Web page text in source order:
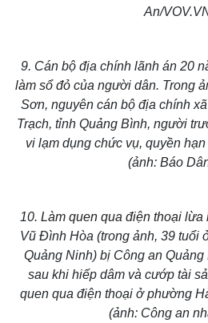
An/
9. Cán bộ địa chính lãnh án 20
làm sổ đỏcủa người dân. Trong
Sơn, nguyên cán bộ địa chính
Trạch, tỉnh Quảng Bình, người
vi lạm dụng chức vụ, quyền
(ảnh: Báo
10. Làm quen qua điện thoại lừa
Vũ Đình Hòa (trong ảnh, 39 tuổi
Quảng Ninh) bị Công an
sau khi hiếp dâm và cướp tài
quen qua điện thoại ở phường
(ảnh: Công an